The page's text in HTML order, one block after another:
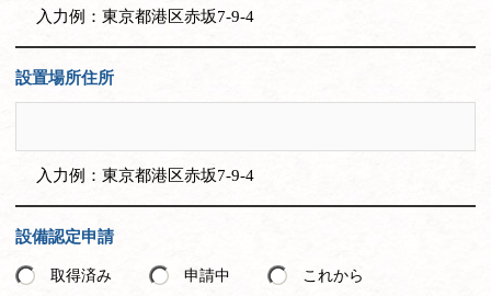
入力例：東京都港区赤坂7-9-4
設置場所住所
入力例：東京都港区赤坂7-9-4
設備認定申請
取得済み 申請中 これから